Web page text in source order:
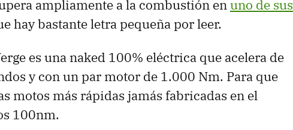
ampliamente a la combustión enuno de sus
hay bastante letra pequeña por leer.
es una naked 100% eléctrica que acelera de
y con un par motor de 1.000 Nm. Para que
motos más rápidas jamás fabricadas en el
100nm.